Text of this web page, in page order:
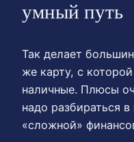
умный путь
Так делает
же карту, с
наличные. Плюсы
надо разбираться
«сложной»